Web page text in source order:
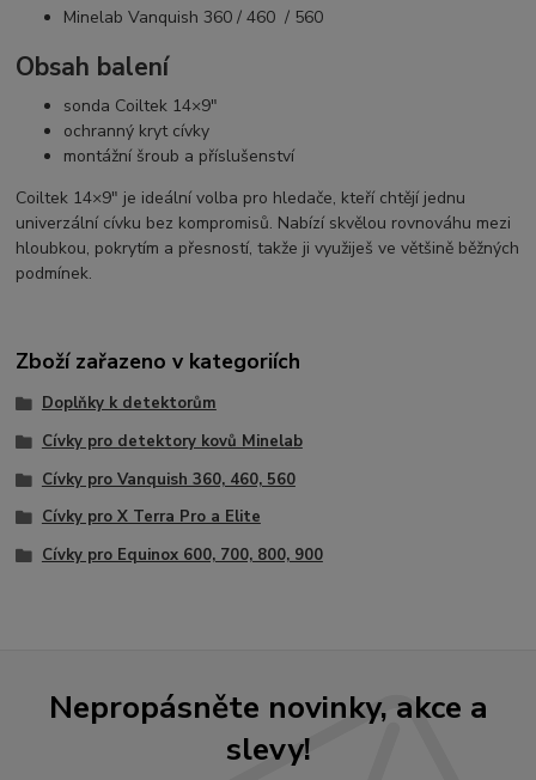
Minelab Vanquish 360 / 460 / 560
Obsah balení
sonda Coiltek 14×9"
ochranný kryt cívky
montážní šroub a příslušenství
Coiltek 14×9" je ideální volba pro hledače, kteří chtějí jednu
univerzální cívku bez kompromisů. Nabízí skvělou rovnováhu mezi
hloubkou, pokrytím a přesností, takže ji využiješ ve většině běžných
podmínek.
Zboží zařazeno v kategoriích
Doplňky k detektorům
Cívky pro detektory kovů Minelab
Cívky pro Vanquish 360, 460, 560
Cívky pro X Terra Pro a Elite
Cívky pro Equinox 600, 700, 800, 900
Nepropásněte novinky, akce a
slevy!